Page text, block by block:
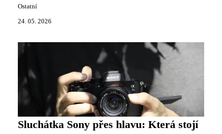
Ostatní
24. 05. 2026
Sluchátka Sony přes hlavu: Která stojí